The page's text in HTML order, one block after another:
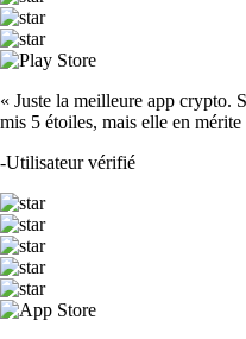
« Juste la meilleure app crypto.
mis 5 étoiles, mais elle en
-Utilisateur vérifié